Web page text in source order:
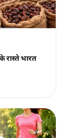
रास्ते भारत